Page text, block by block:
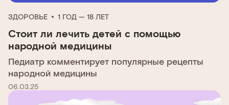
ЗДОРОВЬЕ 1 ГОД — 18 ЛЕТ
Стоит ли лечить детей с помощью
народной медицины
Педиатр комментирует популярные рецепты
народной медицины
06.03.25